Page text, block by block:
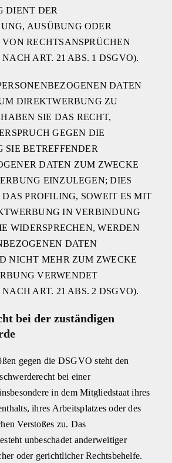
DIENT DER
AUSÜBUNG ODER
RECHTSANSPRÜCHEN
ART. 21 ABS. 1 DSGVO).
DATEN
DIREKTWERBUNG ZU
SIE DAS RECHT,
GEGEN DIE
SIE BETREFFENDER
DATEN ZUM ZWECKE
EINZULEGEN; DIES
PROFILING, SOWEIT ES MIT
IN VERBINDUNG
WIDERSPRECHEN, WERDEN
DATEN
NICHT MEHR ZUM ZWECKE
VERWENDET
ART. 21 ABS. 2 DSGVO).
bei der zuständigen
gegen die DSGVO steht den
bei einer
in dem Mitgliedstaat ihres
ihres Arbeitsplatzes oder des
Verstoßes zu. Das
unbeschadet anderweitiger
oder gerichtlicher Rechtsbehelfe.